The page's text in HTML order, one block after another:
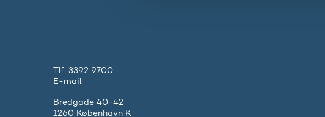
Tlf. 3392 9700
E-mail:
Bredgade 40-42
1260 København K